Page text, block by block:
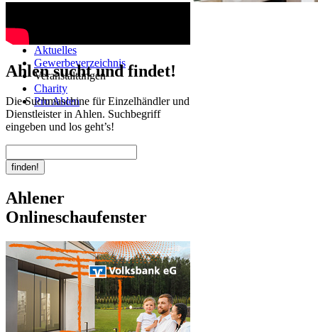
Aktuelles
Gewerbeverzeichnis
Veranstaltungen
Charity
Pro Ahlen
Ahlen sucht und findet!
Die Suchmaschine für Einzelhändler und
Dienstleister in Ahlen. Suchbegriff
eingeben und los geht’s!
Ahlener
Onlineschaufenster